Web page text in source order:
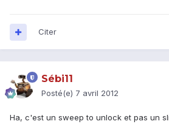
Citer
Sébi11
Posté(e) 7 avril 2012
Ha, c'est un sweep to unlock et pas un